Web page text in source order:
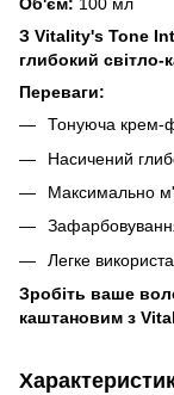
З Vitality's Tone
глибокий
Переваги:
Тонуюча крем-
Насичений
Максимально
Легке
Зробіть ваше
каштановим з